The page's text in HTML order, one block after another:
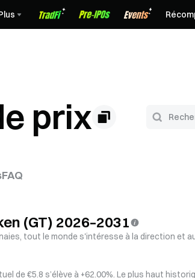
prix
FAQ
(GT) 2026–2031
tout le monde s'intéresse à la direction et
de €5.8 s’élève à +62.00%. Le plus haut